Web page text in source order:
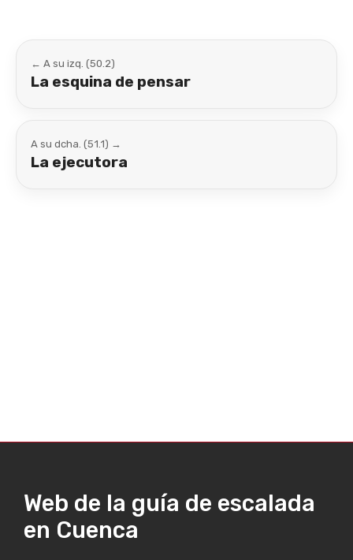
← A su izq. (50.2)
La esquina de pensar
A su dcha. (51.1) →
La ejecutora
Web de la guía de escalada
en Cuenca